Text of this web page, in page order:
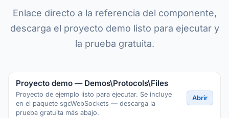
Enlace directo a la referencia del componente,
descarga el proyecto demo listo para ejecutar y
la prueba gratuita.
Proyecto demo — Demos\Protocols\Files
Proyecto de ejemplo listo para ejecutar. Se incluye
en el paquete sgcWebSockets — descarga la
prueba gratuita más abajo.
Abrir